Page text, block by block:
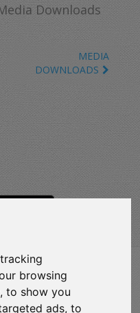
browsing
to show you
ads, to
Downloads
MEDIA
DOWNLOADS
- All Rights